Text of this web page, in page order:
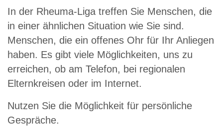
In der Rheuma-Liga treffen Sie Menschen, die
in einer ähnlichen Situation wie Sie sind.
Menschen, die ein offenes Ohr für Ihr Anliegen
haben. Es gibt viele Möglichkeiten, uns zu
erreichen, ob am Telefon, bei regionalen
Elternkreisen oder im Internet.
Nutzen Sie die Möglichkeit für persönliche
Gespräche.